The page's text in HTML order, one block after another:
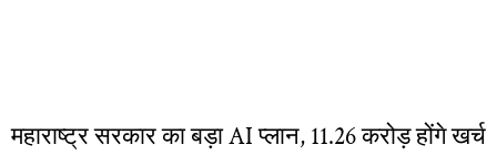
महाराष्ट्र सरकार का बड़ा AI प्लान, 11.26 करोड़ होंगे खर्च